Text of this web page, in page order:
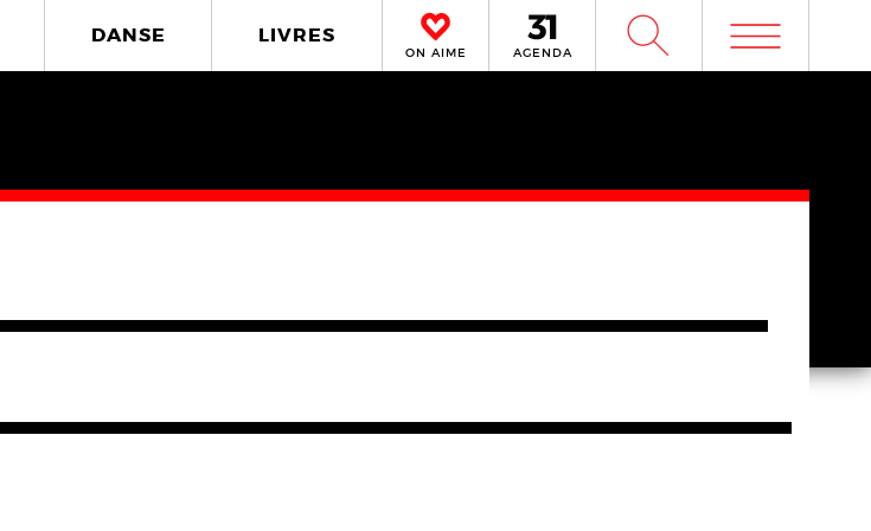
DANSE LIVRES
ON AIME AGENDA W m